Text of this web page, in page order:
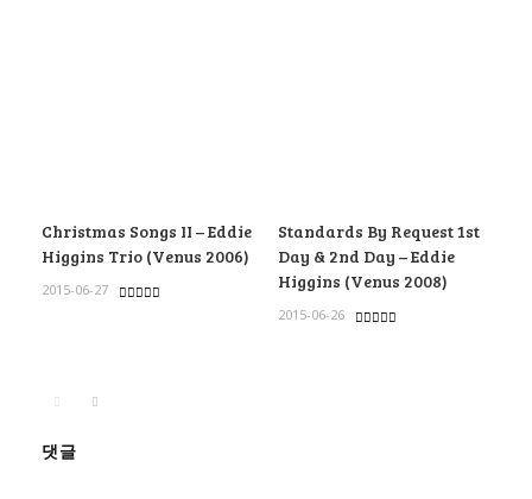
Christmas Songs II – Eddie
Higgins Trio (Venus 2006)
2015-06-27
Standards By Request 1st
Day & 2nd Day – Eddie
Higgins (Venus 2008)
2015-06-26
댓글